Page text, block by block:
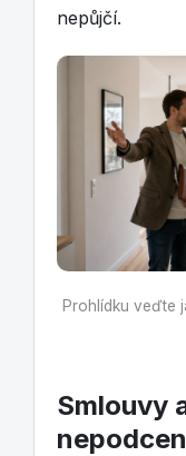
nepůjčí.
Prohlídku veďte
Smlouvy